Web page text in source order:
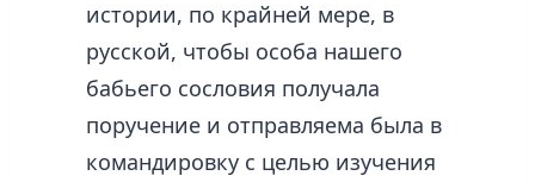
истории, по крайней мере, в
русской, чтобы особа нашего
бабьего сословия получала
поручение и отправляема была в
командировку с целью изучения